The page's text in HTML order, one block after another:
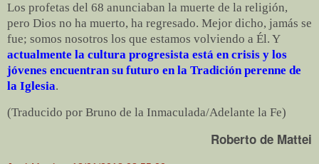
Los profetas del 68 anunciaban la muerte de la religión,
pero Dios no ha muerto, ha regresado. Mejor dicho, jamás se
fue; somos nosotros los que estamos volviendo a Él. Y
actualmente la cultura progresista está en crisis y los
jóvenes encuentran su futuro en la Tradición perenne de
la Iglesia.
(Traducido por Bruno de la Inmaculada/Adelante la Fe)
Roberto de Mattei